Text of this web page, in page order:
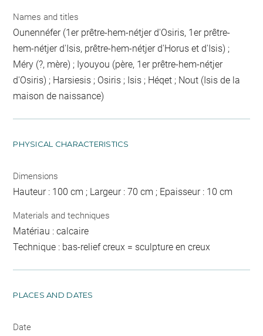
Names and titles
Ounennéfer (1er prêtre-hem-nétjer d'Osiris, 1er prêtre-
hem-nétjer d'Isis, prêtre-hem-nétjer d'Horus et d'Isis) ;
Méry (?, mère) ; Iyouyou (père, 1er prêtre-hem-nétjer
d'Osiris) ; Harsiesis ; Osiris ; Isis ; Héqet ; Nout (Isis de la
maison de naissance)
PHYSICAL CHARACTERISTICS
Dimensions
Hauteur : 100 cm ; Largeur : 70 cm ; Epaisseur : 10 cm
Materials and techniques
Matériau : calcaire
Technique : bas-relief creux = sculpture en creux
PLACES AND DATES
Date